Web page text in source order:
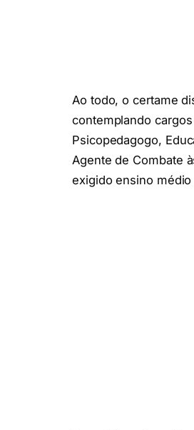
Ao todo, o certame
contemplando
Psicopedagogo,
Agente de Combate
exigido ensino médio